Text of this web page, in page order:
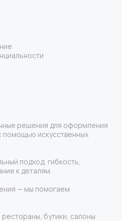
решения для оформления
помощью искусственных
подход, гибкость,
к деталям.
— мы помогаем
бутики, салоны